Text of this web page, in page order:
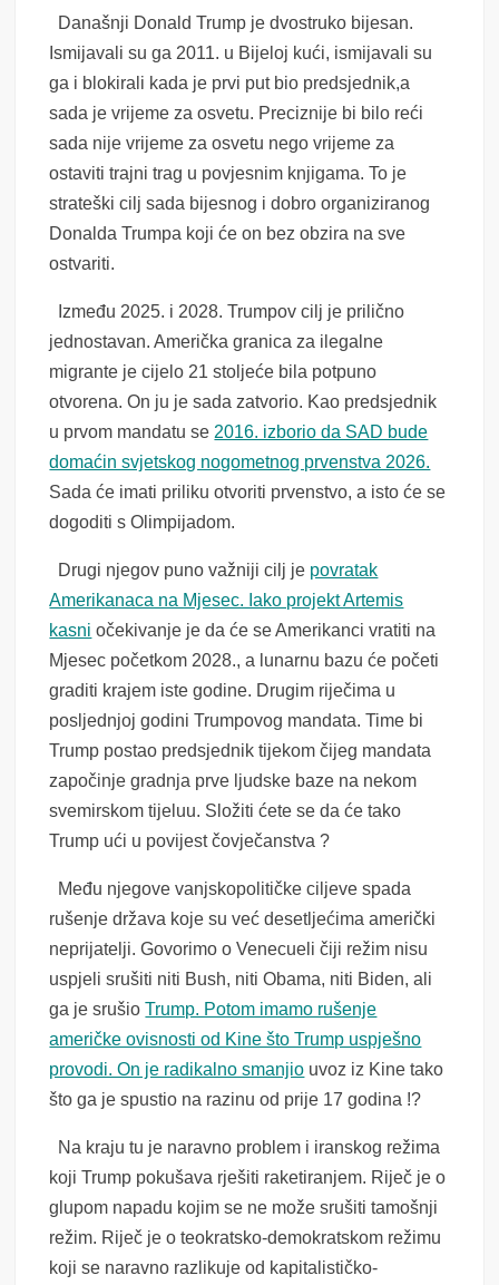
Današnji Donald Trump je dvostruko bijesan.
Ismijavali su ga 2011. u Bijeloj kući, ismijavali su
ga i blokirali kada je prvi put bio predsjednik,a
sada je vrijeme za osvetu. Preciznije bi bilo reći
sada nije vrijeme za osvetu nego vrijeme za
ostaviti trajni trag u povjesnim knjigama. To je
strateški cilj sada bijesnog i dobro organiziranog
Donalda Trumpa koji će on bez obzira na sve
ostvariti.
Između 2025. i 2028. Trumpov cilj je prilično
jednostavan. Američka granica za ilegalne
migrante je cijelo 21 stoljeće bila potpuno
otvorena. On ju je sada zatvorio. Kao predsjednik
u prvom mandatu se 2016. izborio da SAD bude
domaćin svjetskog nogometnog prvenstva 2026.
Sada će imati priliku otvoriti prvenstvo, a isto će se
dogoditi s Olimpijadom.
Drugi njegov puno važniji cilj je povratak
Amerikanaca na Mjesec. Iako projekt Artemis
kasni očekivanje je da će se Amerikanci vratiti na
Mjesec početkom 2028., a lunarnu bazu će početi
graditi krajem iste godine. Drugim riječima u
posljednjoj godini Trumpovog mandata. Time bi
Trump postao predsjednik tijekom čijeg mandata
započinje gradnja prve ljudske baze na nekom
svemirskom tijeluu. Složiti ćete se da će tako
Trump ući u povijest čovječanstva ?
Među njegove vanjskopolitičke ciljeve spada
rušenje država koje su već desetljećima američki
neprijatelji. Govorimo o Venecueli čiji režim nisu
uspjeli srušiti niti Bush, niti Obama, niti Biden, ali
ga je srušioTrump. Potom imamo rušenje
američke ovisnosti od Kine što Trump uspješno
provodi. On je radikalno smanjio uvoz iz Kine tako
što ga je spustio na razinu od prije 17 godina !?
Na kraju tu je naravno problem i iranskog režima
koji Trump pokušava rješiti raketiranjem. Riječ je o
glupom napadu kojim se ne može srušiti tamošnji
režim. Riječ je o teokratsko-demokratskom režimu
koji se naravno razlikuje od kapitalističko-